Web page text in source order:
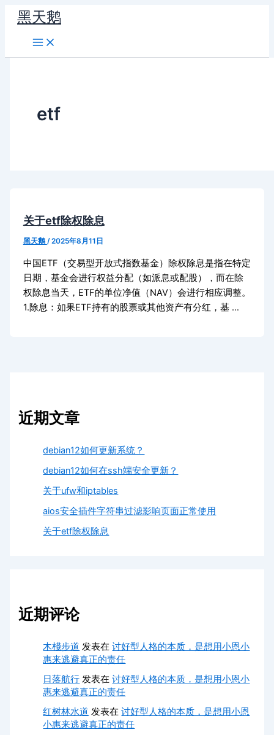
容
黑天鹅
etf
关于etf除权除息
黑天鹅 /2025年8月11日
中国ETF（交易型开放式指数基金）除权除息是指在特定
日期，基金会进行权益分配（如派息或配股），而在除
权除息当天，ETF的单位净值（NAV）会进行相应调整。
1.除息：如果ETF持有的股票或其他资产有分红，基 …
近期文章
debian12如何更新系统？
debian12如何在ssh端安全更新？
关于ufw和iptables
aios安全插件字符串过滤影响页面正常使用
关于etf除权除息
近期评论
木棧步道 发表在讨好型人格的本质，是想用小恩小
惠来逃避真正的责任
日落航行 发表在讨好型人格的本质，是想用小恩小
惠来逃避真正的责任
红树林水道 发表在讨好型人格的本质，是想用小恩
小惠来逃避真正的责任